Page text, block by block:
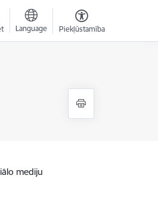
Language Piekļūstamība
mediju